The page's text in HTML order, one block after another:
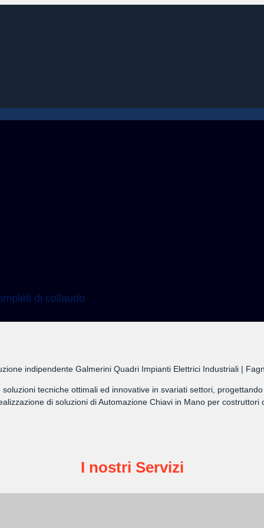
di collaudo
indipendente Galmerini Quadri Impianti Elettrici Industriali |
tecniche ottimali ed innovative in svariati settori,
di soluzioni di Automazione Chiavi in Mano per
I nostri Servizi